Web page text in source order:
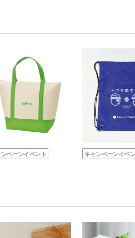
ペーンイベント キャンペーンイベ